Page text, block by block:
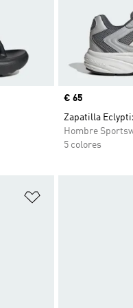
Precio
€ 65
Zapatilla
Hombre
5 colores